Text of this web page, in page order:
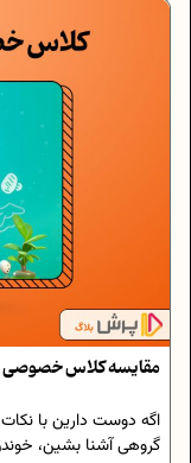
مقایسه کلاس خصوصی
اگه دوست دارین با
گروهی آشنا بشین،